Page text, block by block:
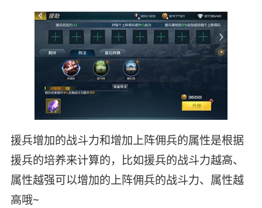
援兵增加的战斗力和增加上阵佣兵的属性是根据
援兵的培养来计算的，比如援兵的战斗力越高、
属性越强可以增加的上阵佣兵的战斗力、属性越
高哦~